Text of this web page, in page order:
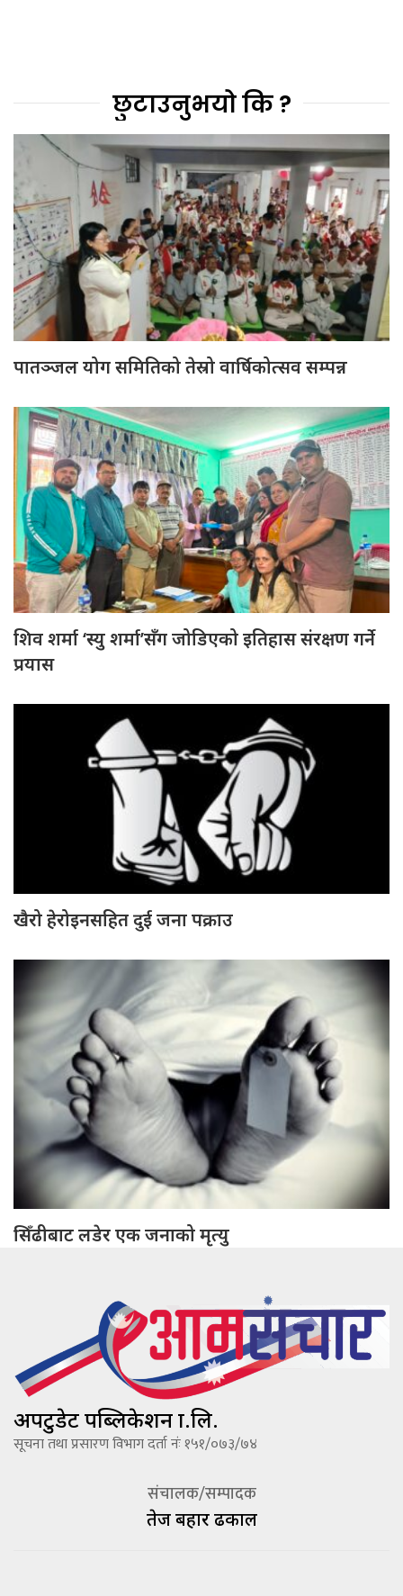
छुटाउनुभयो कि ?
पातञ्जल योग समितिको तेस्रो वार्षिकोत्सव सम्पन्न
शिव शर्मा ‘स्यु शर्मा’सँग जोडिएको इतिहास संरक्षण गर्ने
प्रयास
खैरो हेरोइनसहित दुई जना पक्राउ
सिँढीबाट लडेर एक जनाको मृत्यु
अपटुडेट पब्लिकेशन प्रा.लि.
सूचना तथा प्रसारण विभाग दर्ता नंः १५१/०७३/७४
संचालक/सम्पादक
तेज बहादूर ढकाल